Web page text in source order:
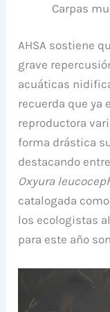
Carpas
AHSA sostiene
grave
acuáticas
recuerda que ya
reproductora
forma drástica
destacando
Oxyura
catalogada
los ecologistas
para este año